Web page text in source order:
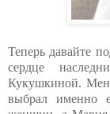
Теперь давайте
сердце
Кукушкиной.
выбрал именно